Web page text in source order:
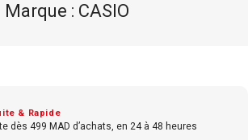
Marque : CASIO
simples et pratiques
& Rapide
dès 499 MAD d’achats, en 24 à 48 heures